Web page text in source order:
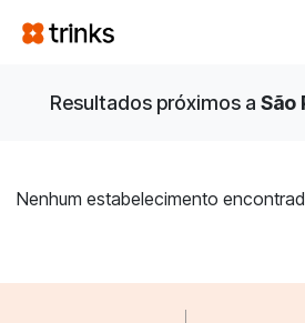
Resultados próximos a São
Nenhum estabelecimento